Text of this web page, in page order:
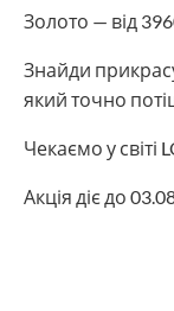
Золото — від
Знайди
який точно
Чекаємо у світі
Акція діє до